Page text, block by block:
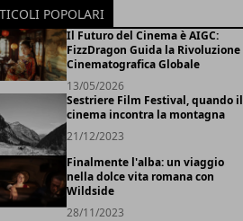
POPOLARI
Il Futuro del Cinema è AIGC:
FizzDragon Guida la Rivoluzione
Cinematografica Globale
13/05/2026
Sestriere Film Festival, quando il
cinema incontra la montagna
21/12/2023
Finalmente l'alba: un viaggio
nella dolce vita romana con
Wildside
28/11/2023